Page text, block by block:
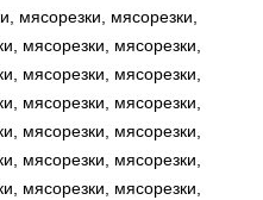
мясорезки, мясорезки,
мясорезки, мясорезки,
мясорезки, мясорезки,
мясорезки, мясорезки,
мясорезки, мясорезки,
мясорезки, мясорезки,
мясорезки, мясорезки,